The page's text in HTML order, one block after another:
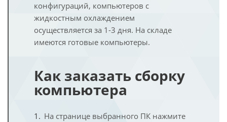
конфигураций, компьютеров с
жидкостным охлаждением
осуществляется за 1-3 дня. На складе
имеются готовые компьютеры.
Как заказать сборку
компьютера
На странице выбранного ПК нажмите